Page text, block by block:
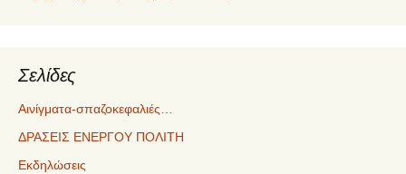
Σελίδες
Αινίγματα-σπαζοκεφαλιές…
ΔΡΑΣΕΙΣ ΕΝΕΡΓΟΥ ΠΟΛΙΤΗ
Εκδηλώσεις